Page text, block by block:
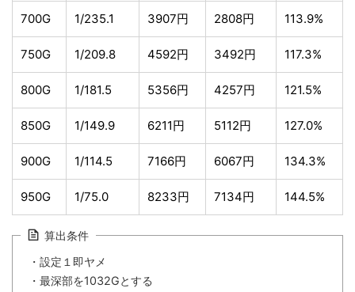
700G 1/235.1 3907円 2808円 113.9%
750G 1/209.8 4592円 3492円 117.3%
800G 1/181.5 5356円 4257円 121.5%
850G 1/149.9 6211円 5112円 127.0%
900G 1/114.5 7166円 6067円 134.3%
950G 1/75.0 8233円 7134円 144.5%
算出条件
・設定１即ヤメ
・最深部を1032Gとする